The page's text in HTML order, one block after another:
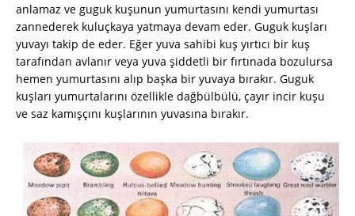
anlamaz ve guguk kuşunun yumurtasını kendi yumurtası
zannederek kuluçkaya yatmaya devam eder. Guguk kuşları
yuvayı takip de eder. Eğer yuva sahibi kuş yırtıcı bir kuş
tarafından avlanır veya yuva şiddetli bir fırtınada bozulursa
hemen yumurtasını alıp başka bir yuvaya bırakır. Guguk
kuşları yumurtalarını özellikle dağbülbülü, çayır incir kuşu
ve saz kamışçını kuşlarının yuvasına bırakır.